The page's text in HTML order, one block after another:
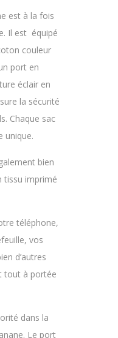
est à la fois
Il est équipé
couleur
port en
éclair en
la sécurité
Chaque sac
unique.
bien
tissu imprimé
téléphone,
vos
d’autres
tout à portée
dans la
Le port